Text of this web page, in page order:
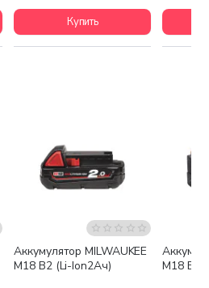
Купить
Бесплатная доставка
Аккумулятор MILWAUKEE
M18 B2 (Li-Ion2Ач)
M18 B5